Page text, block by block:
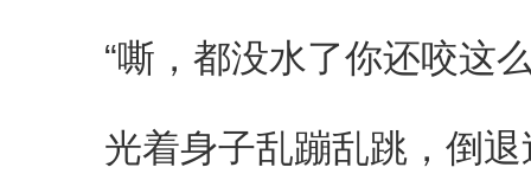
“嘶，都没水了你还咬这么
光着身子乱蹦乱跳，倒退